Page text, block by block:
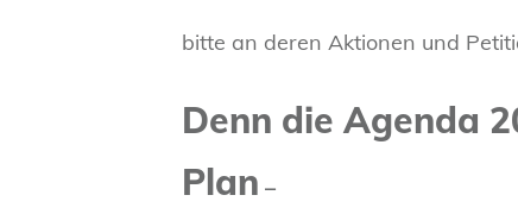
bitte an deren Aktionen und
Denn die Agenda
Plan –